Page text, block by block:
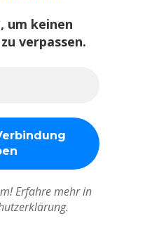
um keinen
verpassen.
Erfahre mehr in